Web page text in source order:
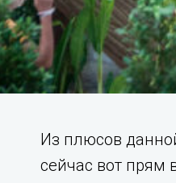
Из плюсов
сейчас вот прям